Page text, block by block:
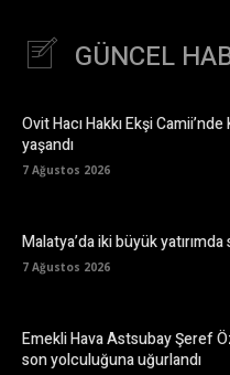
GÜNCEL
Ovit Hacı Hakkı Ekşi
yaşandı
7 Ağustos 2026
Malatya’da iki büyük
7 Ağustos 2026
Emekli Hava Astsubay Şeref
son yolculuğuna uğurlandı